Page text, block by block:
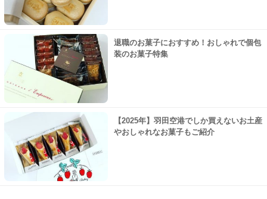
退職のお菓子におすすめ！おしゃれで個包
装のお菓子特集
【2025年】羽田空港でしか買えないお土産
やおしゃれなお菓子もご紹介